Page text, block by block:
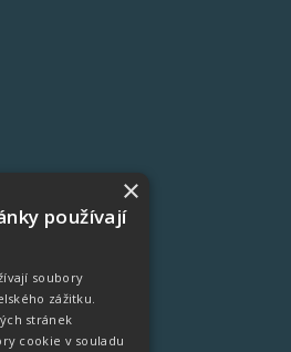
×
používají
soubory
zážitku.
stránek
cookie v souladu